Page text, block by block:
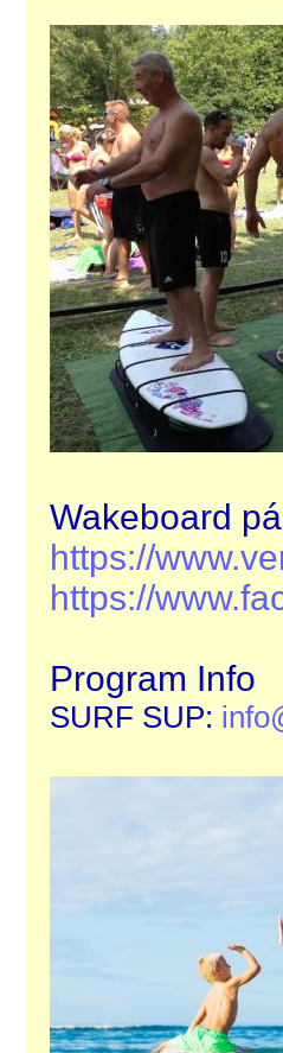
Wakeboard
https://
https://
Program Info
SURF SUP: